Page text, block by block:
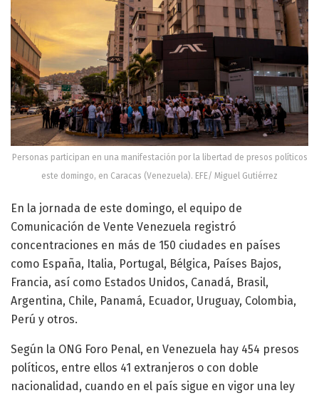
Personas participan en una manifestación por la libertad de presos políticos
este domingo, en Caracas (Venezuela). EFE/ Miguel Gutiérrez
En la jornada de este domingo, el equipo de
Comunicación de Vente Venezuela registró
concentraciones en más de 150 ciudades en países
como España, Italia, Portugal, Bélgica, Países Bajos,
Francia, así como Estados Unidos, Canadá, Brasil,
Argentina, Chile, Panamá, Ecuador, Uruguay, Colombia,
Perú y otros.
Según la ONG Foro Penal, en Venezuela hay 454 presos
políticos, entre ellos 41 extranjeros o con doble
nacionalidad, cuando en el país sigue en vigor una ley